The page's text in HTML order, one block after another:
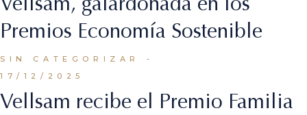
Premios Economía Sostenible
SIN CATEGORIZAR
17/12/2025
Vellsam recibe el Premio Familia